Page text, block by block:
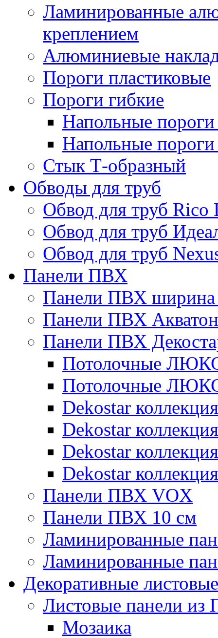
Ламинированные
креплением
Алюминиевые
Пороги пластиковые
Пороги гибкие
Напольные
Напольные
Стык Т-образный
Обводы для труб
Обвод для труб Rico
Обвод для труб
Обвод для труб
Панели ПВХ
Панели ПВХ ширина
Панели ПВХ Акватон
Панели ПВХ
Потолочные
Потолочные
Dekostar
Dekostar
Dekostar
Dekostar
Панели ПВХ VOX
Панели ПВХ 10 см
Ламинированные
Ламинированные
Декоративные
Листовые панели из
Мозаика